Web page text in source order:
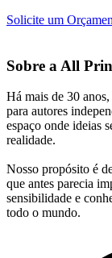
Solicite um
Sobre a All
Há mais de 30
para autores
espaço onde ideias
realidade.
Nosso propósito é
que antes parecia
sensibilidade e
todo o mundo.